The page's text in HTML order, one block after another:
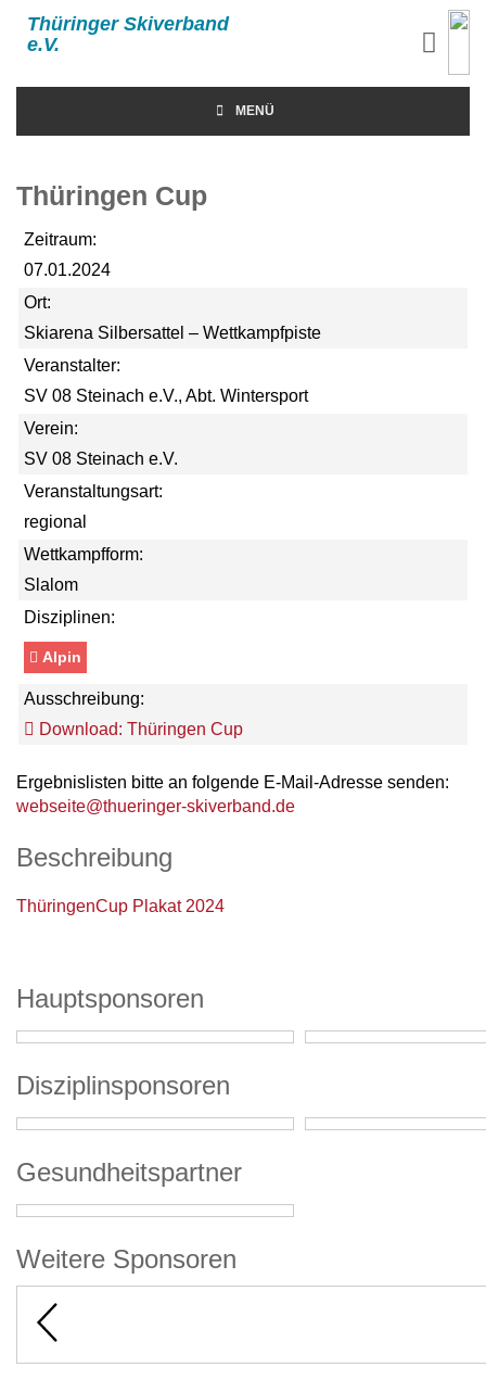
Thüringer Skiverband
e.V.
MENÜ
Thüringen Cup
Zeitraum:
07.01.2024
Ort:
Skiarena Silbersattel – Wettkampfpiste
Veranstalter:
SV 08 Steinach e.V., Abt. Wintersport
Verein:
SV 08 Steinach e.V.
Veranstaltungsart:
regional
Wettkampfform:
Slalom
Disziplinen:
Alpin
Ausschreibung:
Download: Thüringen Cup
Ergebnislisten bitte an folgende E-Mail-Adresse senden:
webseite@thueringer-skiverband.de
Beschreibung
ThüringenCup Plakat 2024
Hauptsponsoren
Disziplinsponsoren
Gesundheitspartner
Weitere Sponsoren